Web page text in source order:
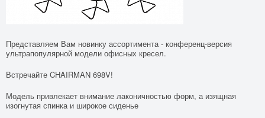
Представляем Вам новинку ассортимента - конференц-версия
ультрапопулярной модели офисных кресел.
Встречайте CHAIRMAN 698V!
Модель привлекает внимание лаконичностью форм, а изящная
изогнутая спинка и широкое сиденье